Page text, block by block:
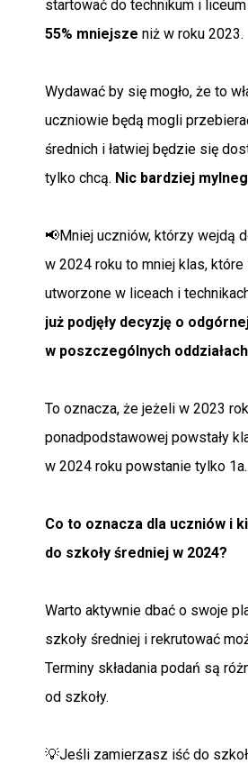
startować do technikum i
55% mniejsze niż w roku 2023.
Wydawać by się mogło, że to
uczniowie będą mogli
średnich i łatwiej będzie się
tylko chcą. Nic bardziej
📢Mniej uczniów, którzy wejdą
w 2024 roku to mniej klas, które
utworzone w liceach i
już podjęły decyzję o
w poszczególnych
To oznacza, że jeżeli w 2023
ponadpodstawowej powstały
w 2024 roku powstanie tylko 1a.
Co to oznacza dla uczniów i
do szkoły średniej w 2024?
Warto aktywnie dbać o swoje
szkoły średniej i rekrutować
Terminy składania podań są
od szkoły.
💡Jeśli zamierzasz iść do